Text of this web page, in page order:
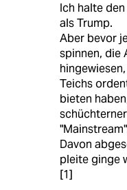
Ich halte
als Trump.
Aber bevor
spinnen, die
Teichs
bieten
Davon
pleite ginge
[1]